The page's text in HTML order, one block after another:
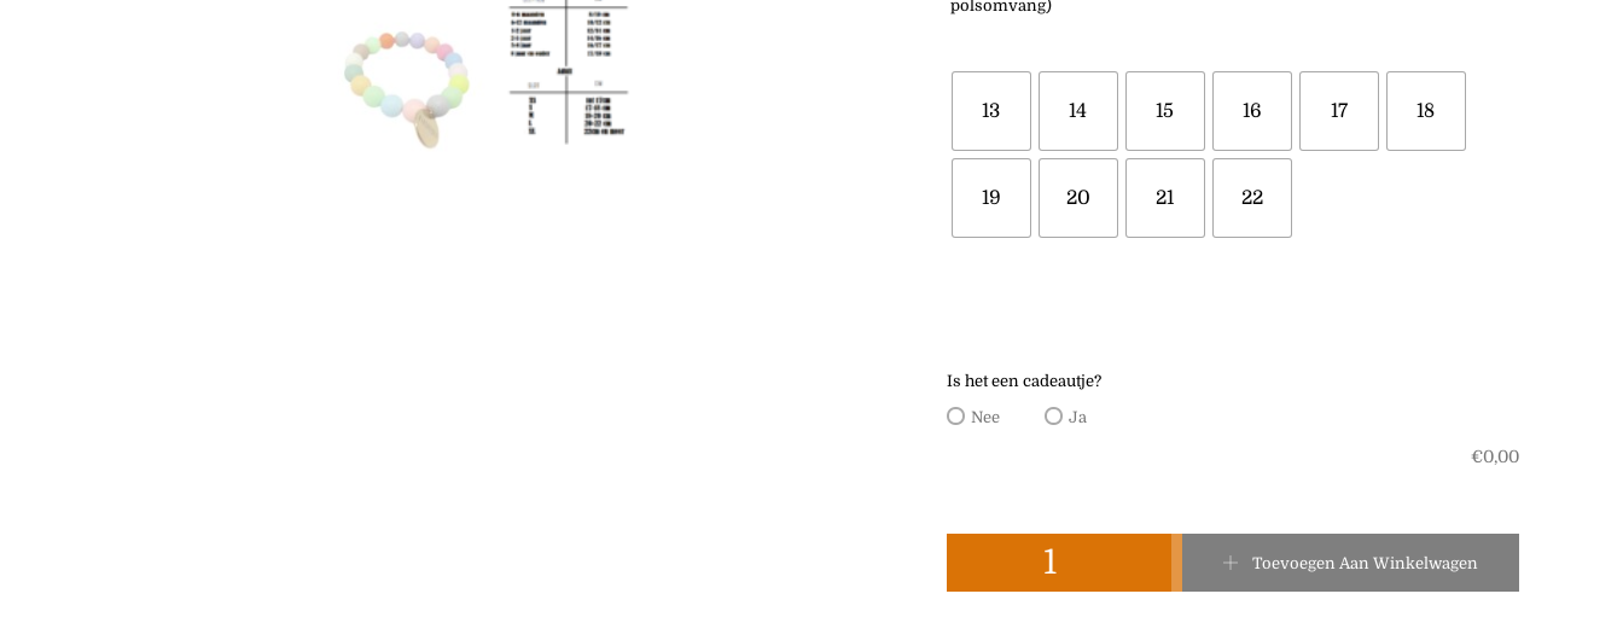
polsomvang)
13 14 15 16 17 18
19 20 21 22
Is het een cadeautje?
Nee
Ja
€0,00
Toevoegen Aan Winkelwagen